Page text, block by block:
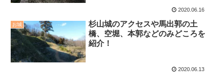
2020.06.16
お城
杉山城のアクセスや馬出郭の土
橋、空堀、本郭などのみどころを
紹介！
2020.06.13